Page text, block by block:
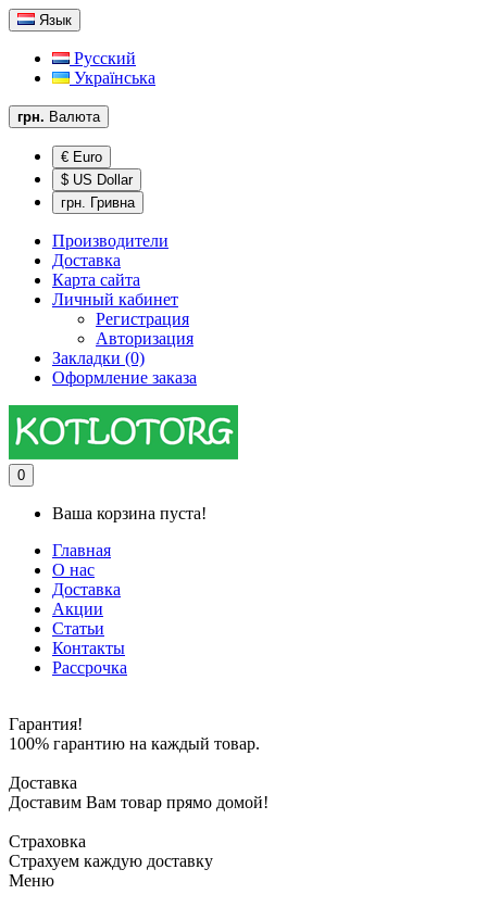
Язык
Русский
Українська
грн. Валюта
€ Euro
$ US Dollar
грн. Гривна
Производители
Доставка
Карта сайта
Личный кабинет
Регистрация
Авторизация
Закладки (0)
Оформление заказа
0
Ваша корзина пуста!
Главная
О нас
Доставка
Акции
Статьи
Контакты
Рассрочка
Гарантия!
100% гарантию на каждый товар.
Доставка
Доставим Вам товар прямо домой!
Страховка
Страхуем каждую доставку
Меню